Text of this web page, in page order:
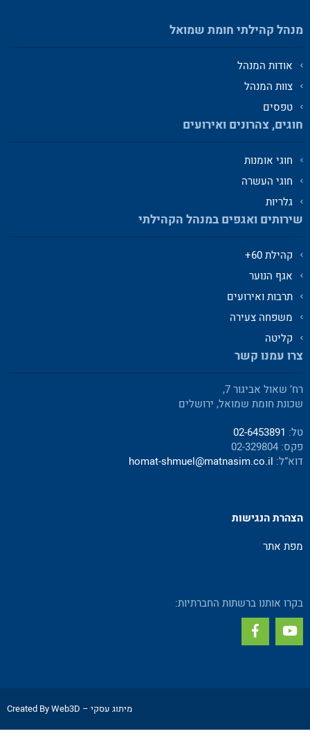
מנהל קהילתי חומת שמואל
אודות המנהל
צוות המנהל
טפסים
חוגים, צהרונים ואירועים
חוגי אומנות
חוגי העשרה
גלריות
שירותים ואגפים במנהל הקהילתי
קהילת 60+
אגף הנוער
תרבות ואירועים
משפחה צעירה
קליטה
צרו עמנו קשר
רח’ שאול אביגור 7,
שכונת חומת שמואל, ירושלים
טל: 02-6453891
פקס: 02-329804
דוא”ל: homat-shmuel@matnasim.co.il
הצהרת הנגישות
מפת אתר
בקרו אותנו ברשתות החברתיות:
מיתוג עסקי – Created By Web3D